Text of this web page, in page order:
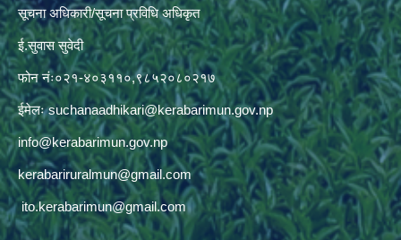
सूचना अधिकारी/सूचना प्रविधि अधिकृत
ई.सुवास सुवेदी
फोन नंः०२१-४०३११०,९८५२०८०२१७
ईमेलःsuchanaadhikari@kerabarimun.gov.np
info@kerabarimun.gov.np
kerabariruralmun@gmail.com
ito.kerabarimun@gmail.com